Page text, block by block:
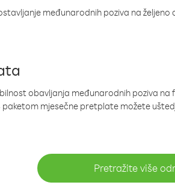
međunarodnih poziva na
obavljanja međunarodnih poziva na
mjesečne pretplate možete
Pretražite više